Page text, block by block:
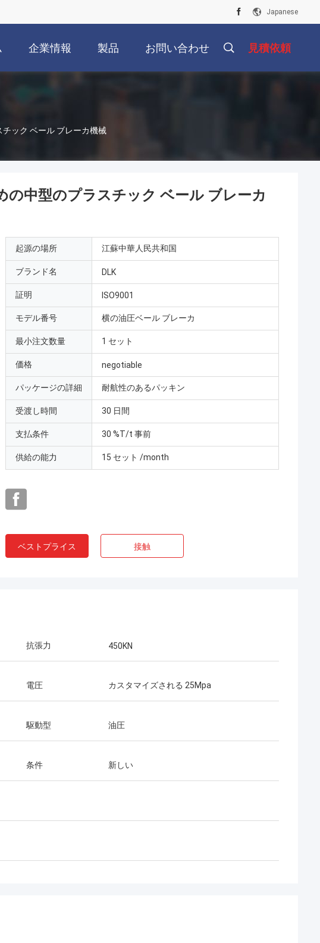
Japanese
企業情報 製品 お問い合わせ 見積依頼
ック ベール ブレーカ機械
中型のプラスチック ベール ブレーカ
起源の場所 江蘇中華人民共和国
ブランド名 DLK
証明 ISO9001
モデル番号 横の油圧ベール ブレーカ
最小注文数量 1 セット
価格 negotiable
パッケージの詳細 耐航性のあるパッキン
受渡し時間 30 日間
支払条件 30 %T/t 事前
供給の能力 15 セット /month
ベストプライス 接触
抗張力 450KN
電圧 カスタマイズされる 25Mpa
駆動型 油圧
条件 新しい